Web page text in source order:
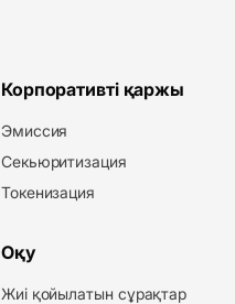
Корпоративті қаржы
Эмиссия
Секьюритизация
Токенизация
Оқу
Жиі қойылатын сұрақтар